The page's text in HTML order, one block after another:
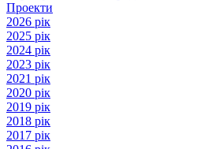
Проекти
2026 рік
2025 рік
2024 рік
2023 рік
2021 рік
2020 рік
2019 рік
2018 рік
2017 рік